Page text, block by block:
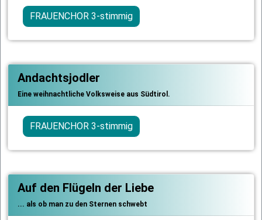
FRAUENCHOR 3-stimmig
Andachtsjodler
Eine weihnachtliche Volksweise aus Südtirol.
FRAUENCHOR 3-stimmig
Auf den Flügeln der Liebe
... als ob man zu den Sternen schwebt